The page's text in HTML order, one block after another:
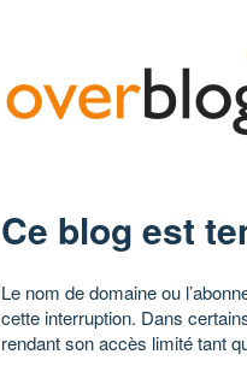
Ce blog est
Le nom de domaine ou
cette interruption. Dans
rendant son accès limité tant